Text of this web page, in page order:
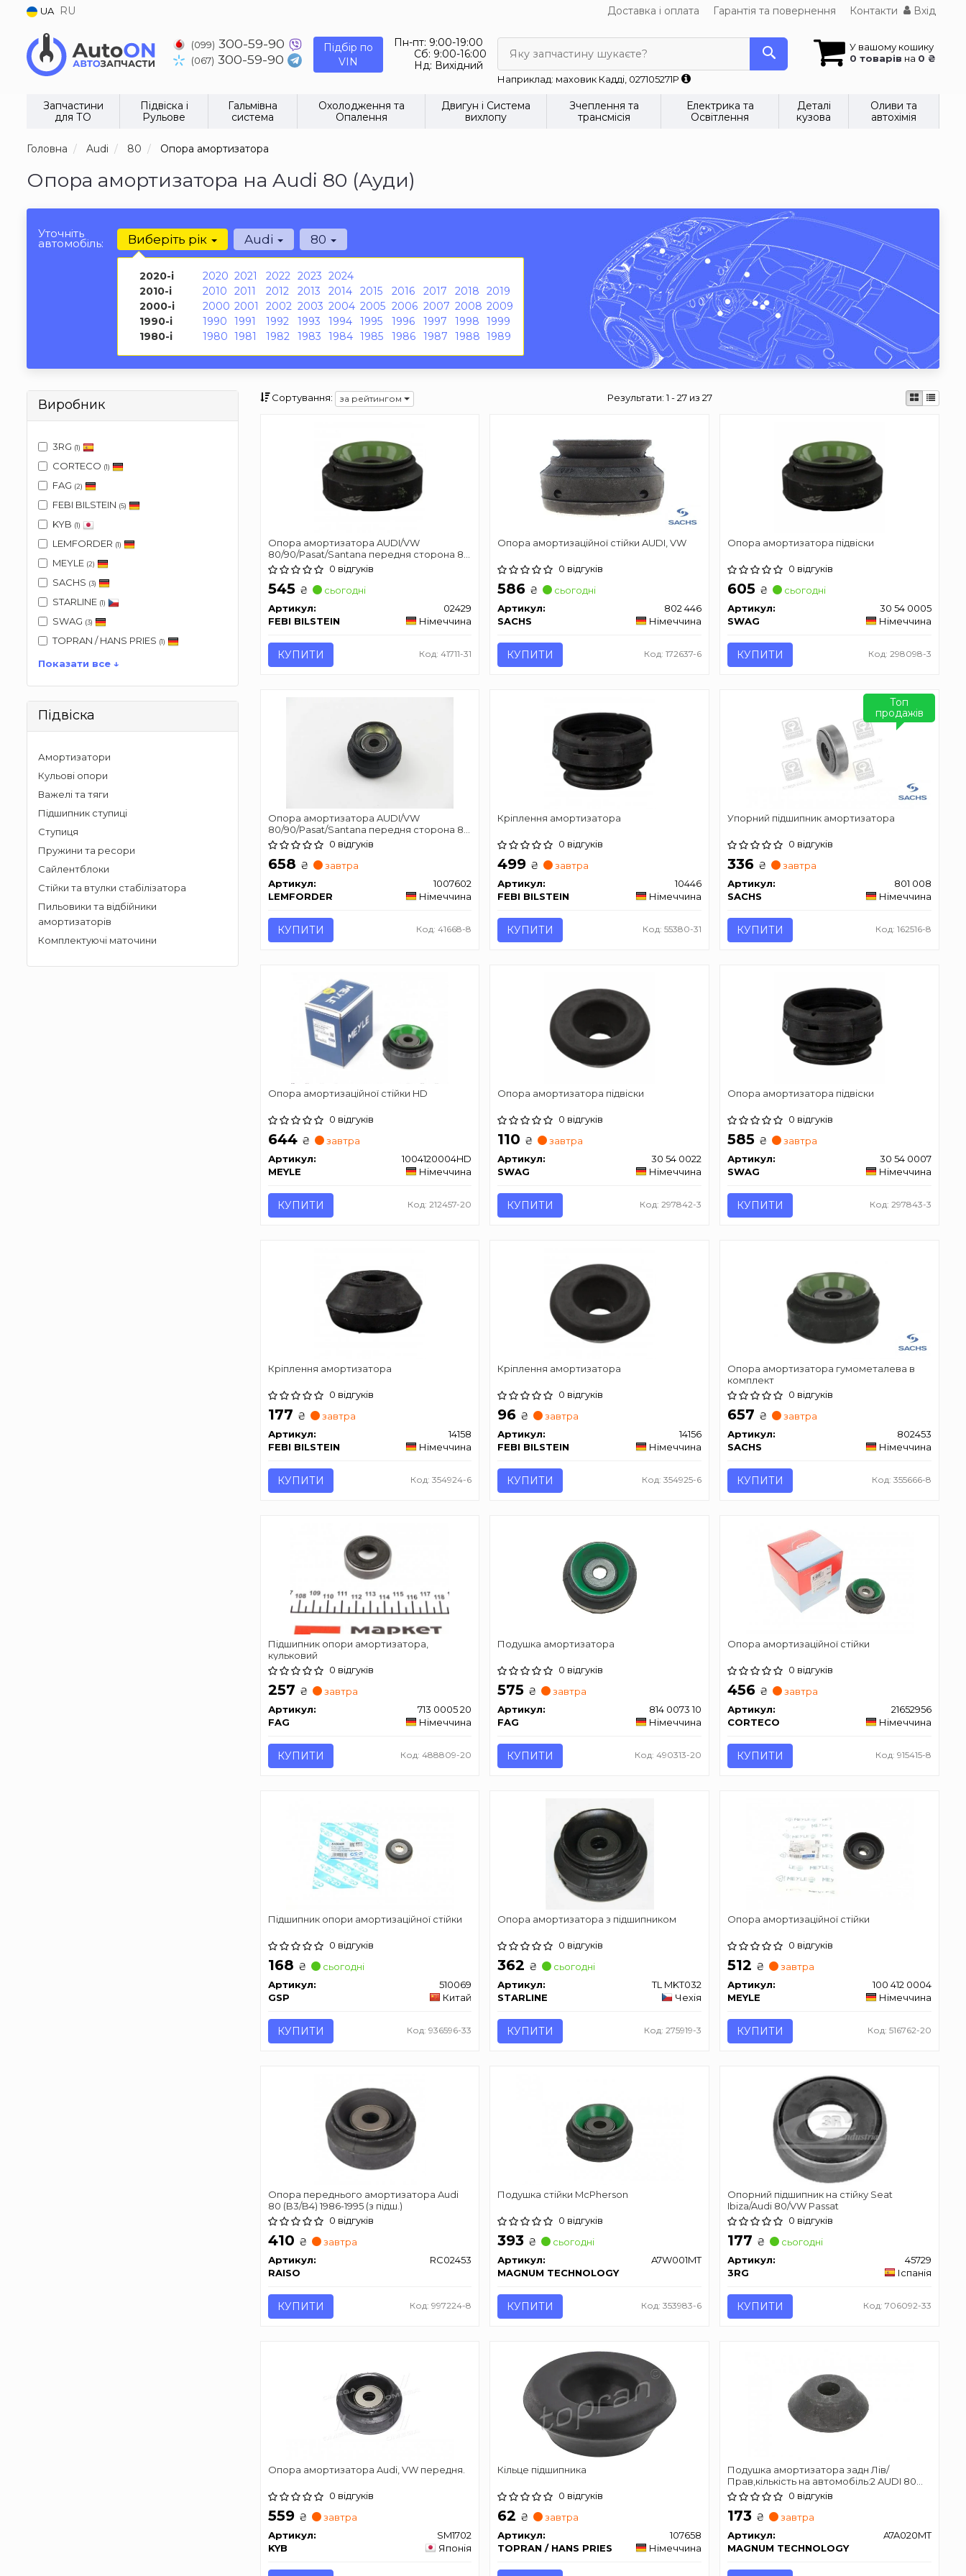
UA RU Доставка і оплата Гарантія та повернення Контакти Вхід
(099) 300-59-90
(067) 300-59-90
Підбір по
VIN
Пн-пт: 9:00-19:00
Сб: 9:00-16:00
Нд: Вихідний
У вашому кошику
0 товарів на 0 ₴
Яку запчастину шукаєте?
Наприклад: маховик Кадді, 027105271P
Запчастини
для ТО
Підвіска і
Рульове
Гальмівна
система
Охолодження та
Опалення
Двигун і Система
вихлопу
Зчеплення та
трансмісія
Електрика та
Освітлення
Деталі
кузова
Оливи та
автохімія
Головна Audi 80 Опора амортизатора
Опора амортизатора на Audi 80 (Ауди)
Уточніть
автомобіль: Виберіть рік
2020-і 2020 2021 2022 2023 2024
2010-і
2010 2011 2012 2013 2014 2015 2016 2017 2018
2019
2000-і
2000 2001 2002 2003 2004 2005 2006 2007 2008 2009
1990-і
1990 1991 1992 1993 1994 1995 1996 1997 1998
1999
1980-і
1980 1981 1982 1983 1984 1985 1986 1987 1988 1989
Audi 80
Виробник
3RG (1)
CORTECO (1)
FAG (2)
FEBI BILSTEIN (5)
KYB (1)
LEMFORDER (1)
MEYLE (2)
SACHS (3)
STARLINE (1)
SWAG (3)
TOPRAN / HANS PRIES (1)
Показати все ↓
Підвіска
Амортизатори
Кульові опори
Важелі та тяги
Підшипник ступиці
Ступиця
Пружини та ресори
Сайлентблоки
Стійки та втулки стабілізатора
Пильовики та відбійники
амортизаторів
Комплектуючі маточини
Сортування: за рейтингом Результати:1 - 27 из 27
Опора амортизатора AUDI/VW
80/90/Pasat/Santana передня сторона 80
91
0 відгуків
545 ₴
сьогодні
Артикул:
02429
FEBI BILSTEIN
Німеччина
КУПИТИ Код: 41711-31
Опора амортизаційної стійки AUDI, VW
0 відгуків
586 ₴
сьогодні
Артикул:
802 446
SACHS
Німеччина
КУПИТИ Код: 172637-6
Опора амортизатора підвіски
0 відгуків
605 ₴
сьогодні
Артикул:
30 54 0005
SWAG
Німеччина
КУПИТИ Код: 298098-3
Опора амортизатора AUDI/VW
80/90/Pasat/Santana передня сторона 80
91
0 відгуків
658 ₴
завтра
Артикул:
1007602
LEMFORDER
Німеччина
КУПИТИ Код: 41668-8
Кріплення амортизатора
0 відгуків
499 ₴
завтра
Артикул:
10446
FEBI BILSTEIN
Німеччина
КУПИТИ Код: 55380-31
Упорний підшипник амортизатора
0 відгуків
336 ₴
завтра
Артикул:
801 008
SACHS
Німеччина
КУПИТИ Код: 162516-8
Топ
продажів
Опора амортизаційної стійки HD
0 відгуків
644 ₴
завтра
Артикул:
1004120004HD
MEYLE
Німеччина
КУПИТИ Код: 212457-20
Опора амортизатора підвіски
0 відгуків
110 ₴
завтра
Артикул:
30 54 0022
SWAG
Німеччина
КУПИТИ Код: 297842-3
Опора амортизатора підвіски
0 відгуків
585 ₴
завтра
Артикул:
30 54 0007
SWAG
Німеччина
КУПИТИ Код: 297843-3
Кріплення амортизатора
0 відгуків
177 ₴
завтра
Артикул:
14158
FEBI BILSTEIN
Німеччина
КУПИТИ Код: 354924-6
Кріплення амортизатора
0 відгуків
96 ₴
завтра
Артикул:
14156
FEBI BILSTEIN
Німеччина
КУПИТИ Код: 354925-6
Опора амортизатора гумометалева в
комплект
0 відгуків
657 ₴
завтра
Артикул:
802453
SACHS
Німеччина
КУПИТИ Код: 355666-8
Підшипник опори амортизатора,
кульковий
0 відгуків
257 ₴
завтра
Артикул:
713 0005 20
FAG
Німеччина
КУПИТИ Код: 488809-20
Подушка амортизатора
0 відгуків
575 ₴
завтра
Артикул:
814 0073 10
FAG
Німеччина
КУПИТИ Код: 490313-20
Опора амортизаційної стійки
0 відгуків
456 ₴
завтра
Артикул:
21652956
CORTECO
Німеччина
КУПИТИ Код: 915415-8
Підшипник опори амортизаційної стійки
0 відгуків
168 ₴
сьогодні
Артикул:
510069
GSP
Китай
КУПИТИ Код: 936596-33
Опора амортизатора з підшипником
0 відгуків
362 ₴
сьогодні
Артикул:
TL MKT032
STARLINE
Чехія
КУПИТИ Код: 275919-3
Опора амортизаційної стійки
0 відгуків
512 ₴
завтра
Артикул:
100 412 0004
MEYLE
Німеччина
КУПИТИ Код: 516762-20
Опора переднього амортизатора Audi
80 (B3/B4) 1986-1995 (з підш.)
0 відгуків
410 ₴
завтра
Артикул:
RC02453
RAISO
КУПИТИ Код: 997224-8
Подушка стійки McPherson
0 відгуків
393 ₴
сьогодні
Артикул:
A7W001MT
MAGNUM TECHNOLOGY
КУПИТИ Код: 353983-6
Опорний підшипник на стійку Seat
Ibiza/Audi 80/VW Passat
0 відгуків
177 ₴
сьогодні
Артикул:
45729
3RG
Іспанія
КУПИТИ Код: 706092-33
Опора амортизатора Audi, VW передня.
0 відгуків
559 ₴
завтра
Артикул:
SM1702
KYB
Японія
Кільце підшипника
0 відгуків
62 ₴
завтра
Артикул:
107658
TOPRAN / HANS PRIES
Німеччина
Подушка амортизатора задн Лів/
Прав,кількість на автомобіль:2 AUDI 80
B2, 80 B3, 80 B4 1.3-2.8 08.78-12.94
0 відгуків
173 ₴
завтра
Артикул:
A7A020MT
MAGNUM TECHNOLOGY